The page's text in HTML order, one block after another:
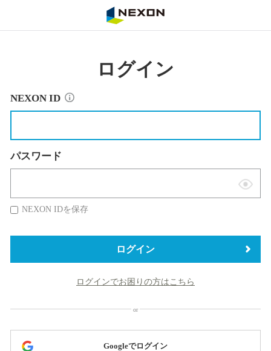
ログイン
NEXON ID
パスワード
表
替
NEXON IDを保存
ログイン
ログインでお困りの方はこちら
Googleでログイン